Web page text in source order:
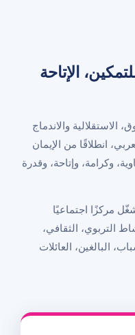
الإتاحة
الاستقلالية والاندماج
انطلاقًا من الإيمان
وكرامة، وإتاحة، وقدرة
مركزًا اجتماعيًا
التربوي، الثقافي،
البالغين، العائلات